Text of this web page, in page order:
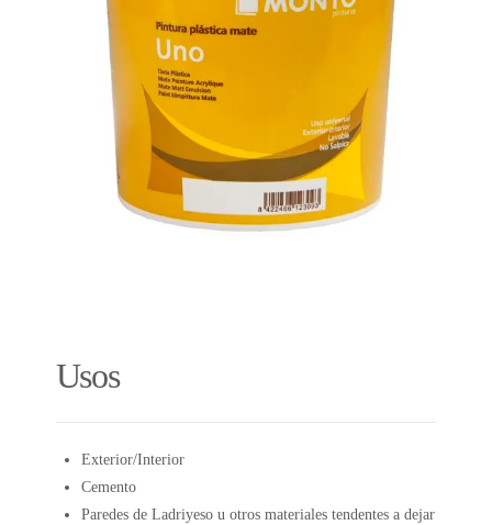
Usos
Exterior/Interior
Cemento
Paredes de Ladriyeso u otros materiales tendentes a dejar